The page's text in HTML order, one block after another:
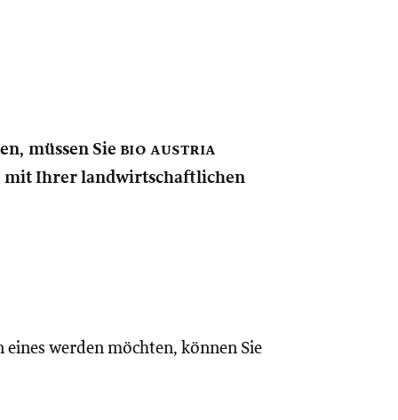
müssen Sie bio austria
mit Ihrer landwirtschaftlichen
werden möchten, können Sie